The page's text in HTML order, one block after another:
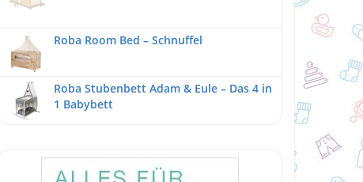
Roba Room Bed – Schnuffel
Roba Stubenbett Adam & Eule – Das 4 in
1 Babybett